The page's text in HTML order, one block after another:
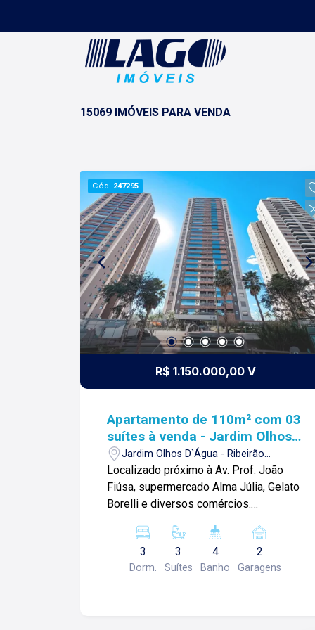
15069 IMÓVEIS PARA VENDA
Cód. 247295
R$ 1.150.000,00 V
Apartamento de 110m² com 03
suítes à venda - Jardim Olhos
D`Água
Jardim Olhos D`Água - Ribeirão
Preto/SP
Localizado próximo à Av. Prof. João
Fiúsa, supermercado Alma Júlia, Gelato
Borelli e diversos comércios.
-01 lavabo; -Sala 02 ambientes; -
Cozinha americana; -Varanda gourmet;
-Área de serviço; -02 vagas de
3
Dorm.
3
Suítes
4
Banho
2
Garagens